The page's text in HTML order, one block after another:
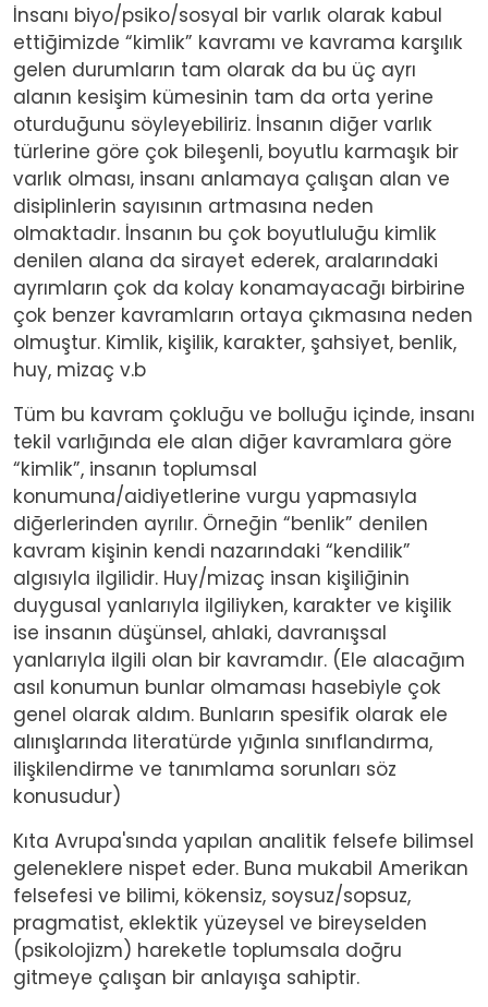
İnsanı biyo/psiko/sosyal bir varlık olarak kabul
ettiğimizde “kimlik” kavramı ve kavrama karşılık
gelen durumların tam olarak da bu üç ayrı
alanın kesişim kümesinin tam da orta yerine
oturduğunu söyleyebiliriz. İnsanın diğer varlık
türlerine göre çok bileşenli, boyutlu karmaşık bir
varlık olması, insanı anlamaya çalışan alan ve
disiplinlerin sayısının artmasına neden
olmaktadır. İnsanın bu çok boyutluluğu kimlik
denilen alana da sirayet ederek, aralarındaki
ayrımların çok da kolay konamayacağı birbirine
çok benzer kavramların ortaya çıkmasına neden
olmuştur. Kimlik, kişilik, karakter, şahsiyet, benlik,
huy, mizaç v.b
Tüm bu kavram çokluğu ve bolluğu içinde, insanı
tekil varlığında ele alan diğer kavramlara göre
“kimlik”, insanın toplumsal
konumuna/aidiyetlerine vurgu yapmasıyla
diğerlerinden ayrılır. Örneğin “benlik” denilen
kavram kişinin kendi nazarındaki “kendilik”
algısıyla ilgilidir. Huy/mizaç insan kişiliğinin
duygusal yanlarıyla ilgiliyken, karakter ve kişilik
ise insanın düşünsel, ahlaki, davranışsal
yanlarıyla ilgili olan bir kavramdır. (Ele alacağım
asıl konumun bunlar olmaması hasebiyle çok
genel olarak aldım. Bunların spesifik olarak ele
alınışlarında literatürde yığınla sınıflandırma,
ilişkilendirme ve tanımlama sorunları söz
konusudur)
Kıta Avrupa'sında yapılan analitik felsefe bilimsel
geleneklere nispet eder. Buna mukabil Amerikan
felsefesi ve bilimi, kökensiz, soysuz/sopsuz,
pragmatist, eklektik yüzeysel ve bireyselden
(psikolojizm) hareketle toplumsala doğru
gitmeye çalışan bir anlayışa sahiptir.